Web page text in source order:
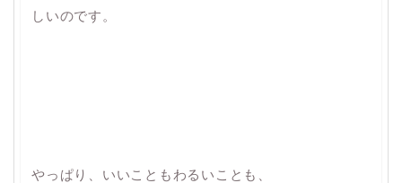
しいのです。
やっぱり、いいこともわるいことも、